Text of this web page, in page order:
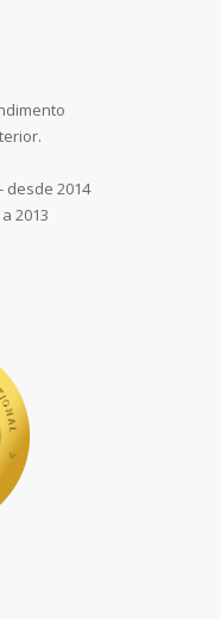
- desde 2014
2013